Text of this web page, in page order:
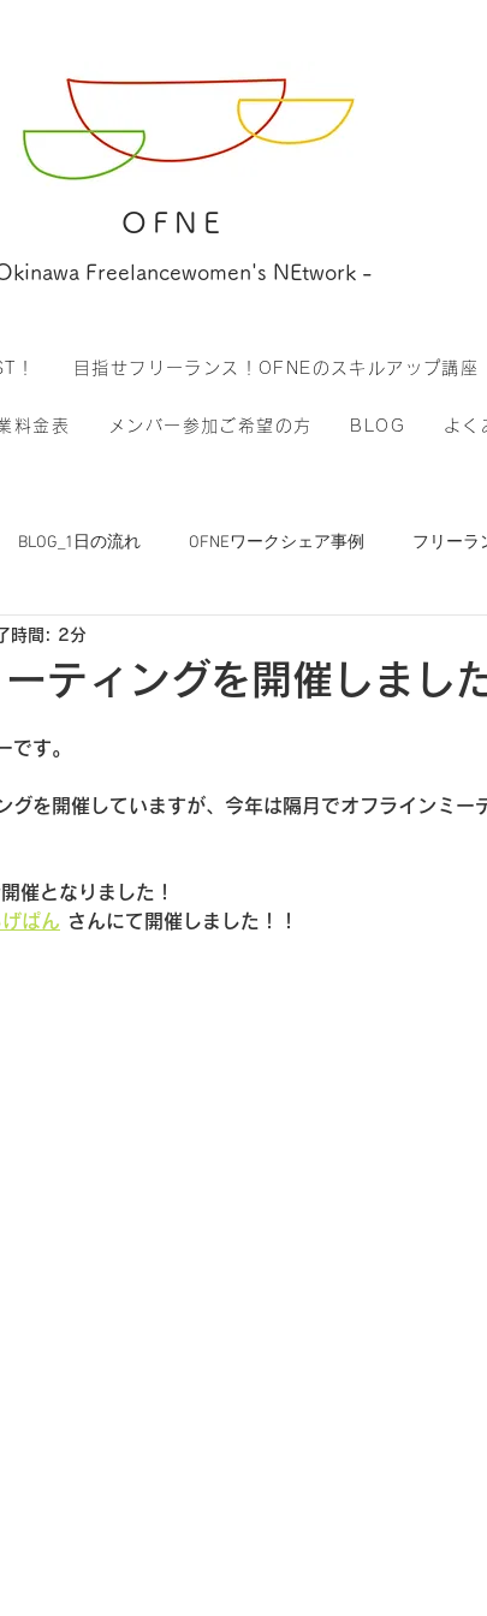
OFNE
Freelancewomen's NEtwork -
！ 目指せフリーランス！OFNEのスキルアップ講座
料金表 メンバー参加ご希望の方 BLOG よく
BLOG_1日の流れ OFNEワークシェア事例 フリーラ
日
ティングを開催しまし
時間: 2分
です。
グを開催していますが、今年は隔月でオフラインミー
催となりました！
ぱん さんにて開催しました！！